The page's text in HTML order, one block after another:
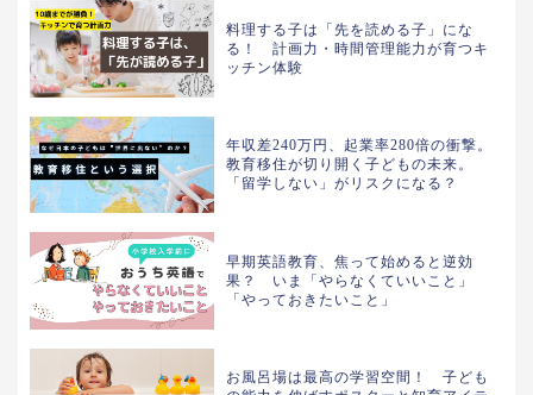
料理する子は「先を読める子」にな
る！ 計画力・時間管理能力が育つキ
ッチン体験
年収差240万円、起業率280倍の衝撃。
教育移住が切り開く子どもの未来。
「留学しない」がリスクになる？
早期英語教育、焦って始めると逆効
果？ いま「やらなくていいこと」
「やっておきたいこと」
お風呂場は最高の学習空間！ 子ども